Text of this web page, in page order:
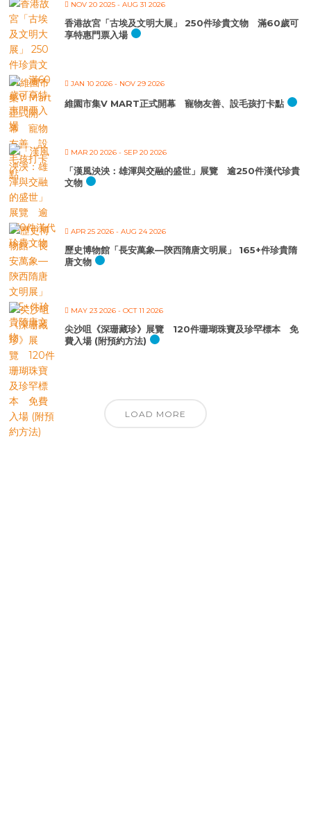
NOV 20 2025 - AUG 31 2026
香港故宮「古埃及文明大展」 250件珍貴文物 滿60歲可
享特惠門票入場
JAN 10 2026 - NOV 29 2026
維園市集V MART正式開幕 寵物友善、設毛孩打卡點
MAR 20 2026 - SEP 20 2026
「漢風泱泱：雄渾與交融的盛世」展覽 逾250件漢代珍貴
文物
APR 25 2026 - AUG 24 2026
歷史博物館「長安萬象—陝西隋唐文明展」 165+件珍貴隋
唐文物
MAY 23 2026 - OCT 11 2026
尖沙咀《深珊藏珍》展覽 120件珊瑚珠寶及珍罕標本 免
費入場 (附預約方法)
LOAD MORE